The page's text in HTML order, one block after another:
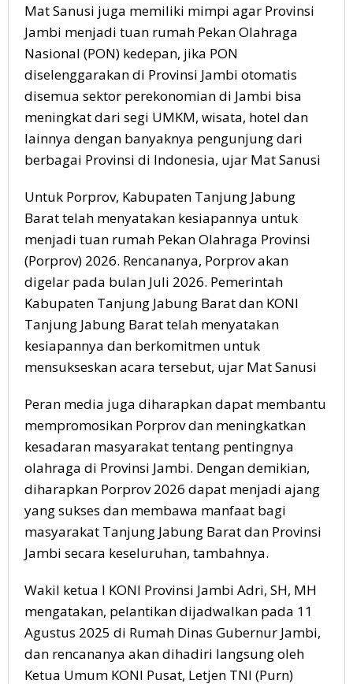
Mat Sanusi juga memiliki mimpi agar Provinsi
Jambi menjadi tuan rumah Pekan Olahraga
Nasional (PON) kedepan, jika PON
diselenggarakan di Provinsi Jambi otomatis
disemua sektor perekonomian di Jambi bisa
meningkat dari segi UMKM, wisata, hotel dan
lainnya dengan banyaknya pengunjung dari
berbagai Provinsi di Indonesia, ujar Mat Sanusi
Untuk Porprov, Kabupaten Tanjung Jabung
Barat telah menyatakan kesiapannya untuk
menjadi tuan rumah Pekan Olahraga Provinsi
(Porprov) 2026. Rencananya, Porprov akan
digelar pada bulan Juli 2026. Pemerintah
Kabupaten Tanjung Jabung Barat dan KONI
Tanjung Jabung Barat telah menyatakan
kesiapannya dan berkomitmen untuk
mensukseskan acara tersebut, ujar Mat Sanusi
Peran media juga diharapkan dapat membantu
mempromosikan Porprov dan meningkatkan
kesadaran masyarakat tentang pentingnya
olahraga di Provinsi Jambi. Dengan demikian,
diharapkan Porprov 2026 dapat menjadi ajang
yang sukses dan membawa manfaat bagi
masyarakat Tanjung Jabung Barat dan Provinsi
Jambi secara keseluruhan, tambahnya.
Wakil ketua I KONI Provinsi Jambi Adri, SH, MH
mengatakan, pelantikan dijadwalkan pada 11
Agustus 2025 di Rumah Dinas Gubernur Jambi,
dan rencananya akan dihadiri langsung oleh
Ketua Umum KONI Pusat, Letjen TNI (Purn)